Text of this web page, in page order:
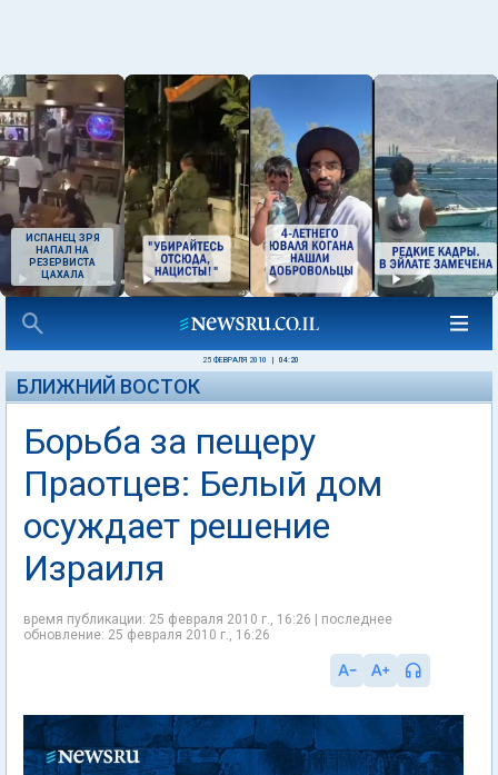
ИСПАНЕЦ ЗРЯ
НАПАЛ НА
РЕЗЕРВИСТА
ЦАХАЛА
25 ФЕВРАЛЯ 2010 04:20
БЛИЖНИЙ ВОСТОК
Борьба за пещеру
Праотцев: Белый дом
осуждает решение
Израиля
время публикации: 25 февраля 2010 г., 16:26 | последнее
обновление: 25 февраля 2010 г., 16:26